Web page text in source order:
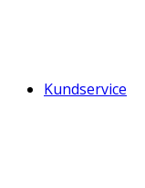
Kundservice